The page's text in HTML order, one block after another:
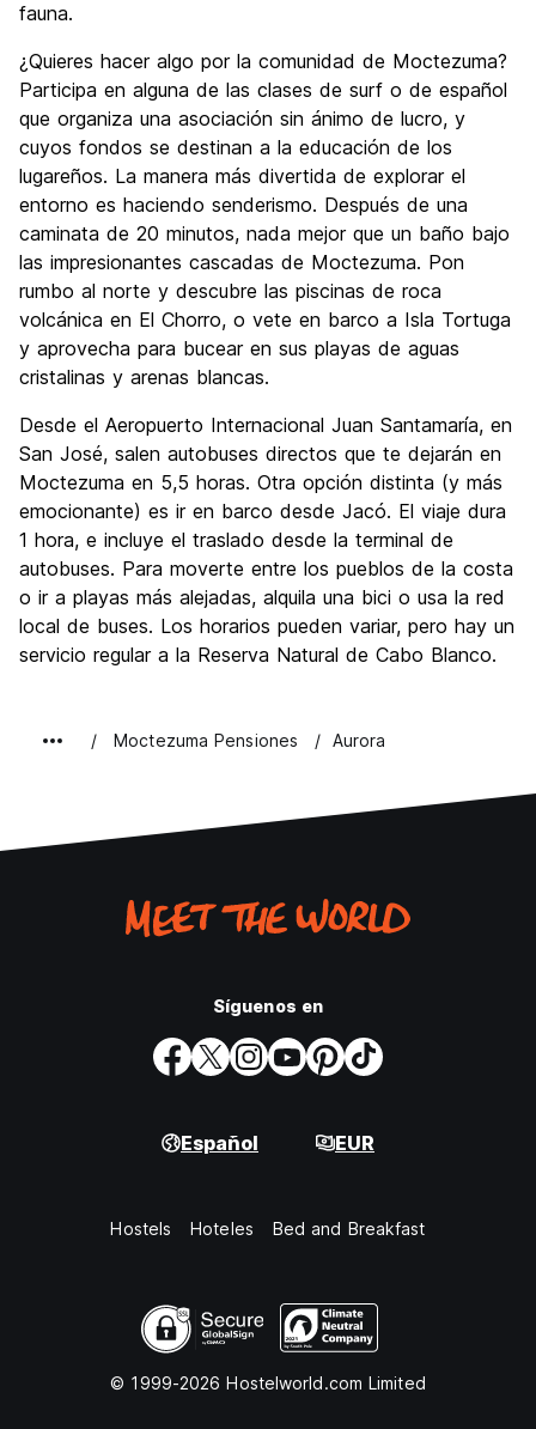
fauna.
¿Quieres hacer algo por la comunidad de Moctezuma?
Participa en alguna de las clases de surf o de español
que organiza una asociación sin ánimo de lucro, y
cuyos fondos se destinan a la educación de los
lugareños. La manera más divertida de explorar el
entorno es haciendo senderismo. Después de una
caminata de 20 minutos, nada mejor que un baño bajo
las impresionantes cascadas de Moctezuma. Pon
rumbo al norte y descubre las piscinas de roca
volcánica en El Chorro, o vete en barco a Isla Tortuga
y aprovecha para bucear en sus playas de aguas
cristalinas y arenas blancas.
Desde el Aeropuerto Internacional Juan Santamaría, en
San José, salen autobuses directos que te dejarán en
Moctezuma en 5,5 horas. Otra opción distinta (y más
emocionante) es ir en barco desde Jacó. El viaje dura
1 hora, e incluye el traslado desde la terminal de
autobuses. Para moverte entre los pueblos de la costa
o ir a playas más alejadas, alquila una bici o usa la red
local de buses. Los horarios pueden variar, pero hay un
servicio regular a la Reserva Natural de Cabo Blanco.
Moctezuma Pensiones Aurora
Síguenos en
Español EUR
Hostels Hoteles Bed and Breakfast
© 1999-2026 Hostelworld.com Limited